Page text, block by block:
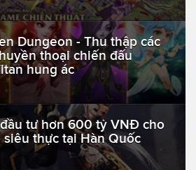
Dungeon - Thu thập các
thoại chiến đấu
hung ác
tư hơn 600 tỷ VNĐ cho
siêu thực tại Hàn Quốc